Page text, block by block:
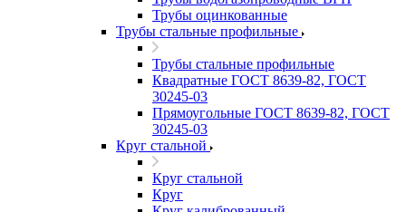
Трубы оцинкованные
Трубы стальные профильные
Трубы стальные профильные
Квадратные ГОСТ 8639-82, ГОСТ
30245-03
Прямоугольные ГОСТ 8639-82, ГОСТ
30245-03
Круг стальной
Круг стальной
Круг